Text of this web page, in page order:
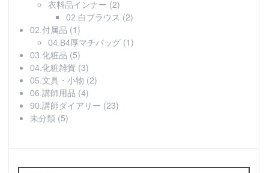
衣料品インナー (2)
02.白ブラウス (2)
02.付属品 (1)
04.B4厚マチバッグ (1)
03.化粧品 (5)
04.化粧雑貨 (3)
05.文具・小物 (2)
06.講師用品 (4)
90.講師ダイアリー (23)
未分類 (5)